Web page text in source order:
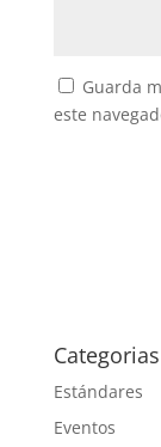
Guarda
este
Categorias
Estándares
Eventos